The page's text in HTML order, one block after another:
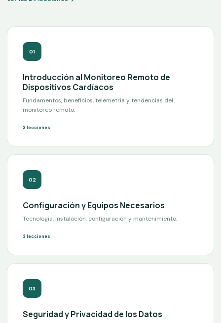
01
Introducción al Monitoreo Remoto de
Dispositivos Cardíacos
Fundamentos, beneficios, telemetría y tendencias del
monitoreo remoto.
3 lecciones
02
Configuración y Equipos Necesarios
Tecnología, instalación, configuración y mantenimiento.
3 lecciones
03
Seguridad y Privacidad de los Datos